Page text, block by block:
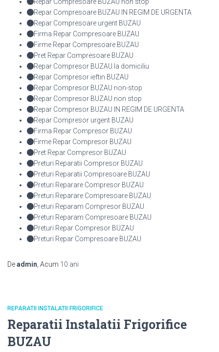
Repar Compresoare BUZAU non stop
Repar Compresoare BUZAU IN REGIM DE URGENTA
Repar Compresoare urgent BUZAU
Firma Repar Compresoare BUZAU
Firme Repar Compresoare BUZAU
Pret Repar Compresoare BUZAU
Repar Compresor BUZAU la domiciliu
Repar Compresor ieftin BUZAU
Repar Compresor BUZAU non-stop
Repar Compresor BUZAU non stop
Repar Compresor BUZAU IN REGIM DE URGENTA
Repar Compresor urgent BUZAU
Firma Repar Compresor BUZAU
Firme Repar Compresor BUZAU
Pret Repar Compresor BUZAU
Preturi Reparatii Compresor BUZAU
Preturi Reparatii Compresoare BUZAU
Preturi Reparare Compresor BUZAU
Preturi Reparare Compresoare BUZAU
Preturi Reparam Compresor BUZAU
Preturi Reparam Compresoare BUZAU
Preturi Repar Compresor BUZAU
Preturi Repar Compresoare BUZAU
Deadmin, Acum 10 ani
REPARATII INSTALATII FRIGORIFICE
Reparatii Instalatii Frigorifice
BUZAU